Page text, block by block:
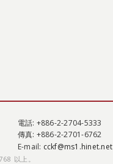
電話: +886-2-2704-5333
傳真: +886-2-2701-6762
E-mail: cckf@ms1.hinet.net
以上。